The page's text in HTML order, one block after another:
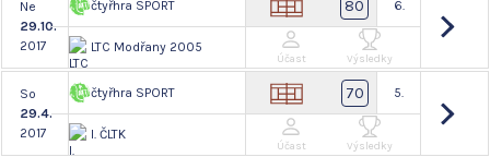
Ne
29.10.
2017
čtyřhra SPORT
LTC Modřany 2005
80 6.
Účast Výsledky
So
29.4.
2017
čtyřhra SPORT
I. ČLTK
70 5.
Účast Výsledky